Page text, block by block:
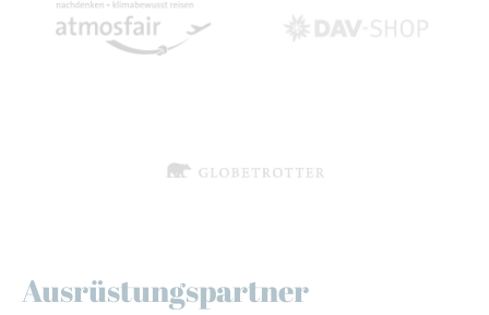
Ausrüstungspartner